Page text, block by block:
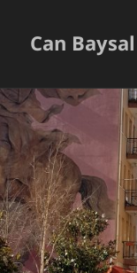
Can Baysal